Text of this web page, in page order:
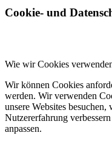
Cookie- und
Wie wir Cookies
Wir können Cookies
werden. Wir verwenden
unsere Websites
Nutzererfahrung
anpassen.